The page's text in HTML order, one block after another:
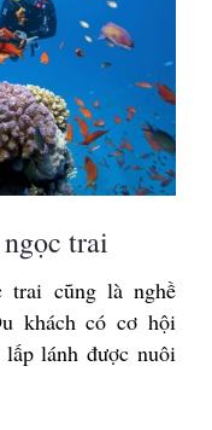
trai
trai cũng là nghề
khách có cơ hội
lánh được nuôi